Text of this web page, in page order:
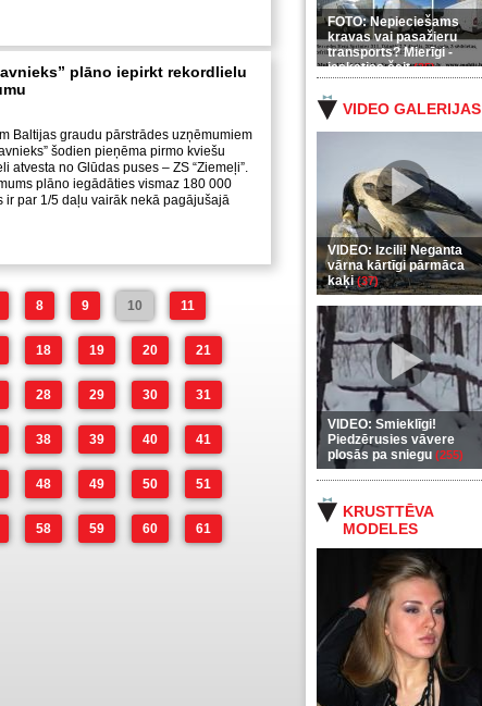
FOTO: Nepieciešams
kravas vai pasažieru
transports? Mierīgi -
ieskaties šeit(35)
VIDEO GALERIJAS
VIDEO: Izcili! Neganta
vārna kārtīgi pārmāca
kaķi(37)
VIDEO: Smieklīgi!
Piedzērusies vāvere
plosās pa sniegu (255)
KRUSTTĒVA
MODELES
plāno iepirkt rekordlielu
Baltijas graudu pārstrādes uzņēmumiem
šodien pieņēma pirmo kviešu
atvesta no Glūdas puses – ZS “Ziemeļi”.
plāno iegādāties vismaz 180 000
ir par 1/5 daļu vairāk nekā pagājušajā
8 9 10 11
18 19 20 21
28 29 30 31
38 39 40 41
48 49 50 51
58 59 60 61